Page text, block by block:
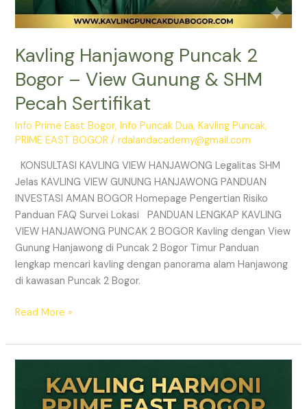
Kavling Hanjawong Puncak 2
Bogor – View Gunung & SHM
Pecah Sertifikat
Info Prime East Bogor,Info Puncak Dua,Kavling Puncak,
PRIME EAST BOGOR /rdalandacademy@gmail.com
KONSULTASI KAVLING VIEW HANJAWONG Legalitas SHM
Jelas KAVLING VIEW GUNUNG HANJAWONG PANDUAN
INVESTASI AMAN BOGOR Homepage Pengertian Risiko
Panduan FAQ Survei Lokasi PANDUAN LENGKAP KAVLING
VIEW HANJAWONG PUNCAK 2 BOGOR Kavling dengan View
Gunung Hanjawong di Puncak 2 Bogor Timur Panduan
lengkap mencari kavling dengan panorama alam Hanjawong
di kawasan Puncak 2 Bogor.
Read More »